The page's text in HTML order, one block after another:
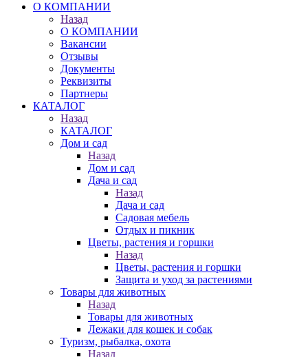
О КОМПАНИИ
Назад
О КОМПАНИИ
Вакансии
Отзывы
Документы
Реквизиты
Партнеры
КАТАЛОГ
Назад
КАТАЛОГ
Дом и сад
Назад
Дом и сад
Дача и сад
Назад
Дача и сад
Садовая мебель
Отдых и пикник
Цветы, растения и горшки
Назад
Цветы, растения и горшки
Защита и уход за растениями
Товары для животных
Назад
Товары для животных
Лежаки для кошек и собак
Туризм, рыбалка, охота
Назад